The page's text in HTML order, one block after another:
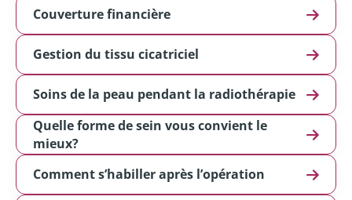
Couverture financière
Gestion du tissu cicatriciel
Soins de la peau pendant la radiothérapie
Quelle forme de sein vous convient le
mieux?
Comment s’habiller après l’opération